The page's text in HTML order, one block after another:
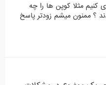
کنیم مثلا کوپن ها را چه
؟ ممنون میشم زودتر پاسخ